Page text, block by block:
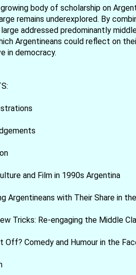
body of scholarship on
remains underexplored. By
addressed predominantly
Argentineans could reflect on
in democracy.
and Film in 1990s Argentina
Argentineans with Their Share in
Tricks: Re-engaging the Middle
Off? Comedy and Humour in the